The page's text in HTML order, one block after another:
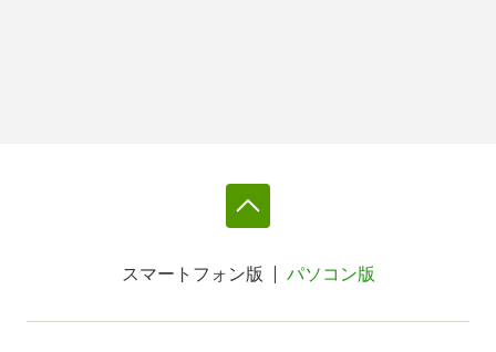
スマートフォン版 パソコン版